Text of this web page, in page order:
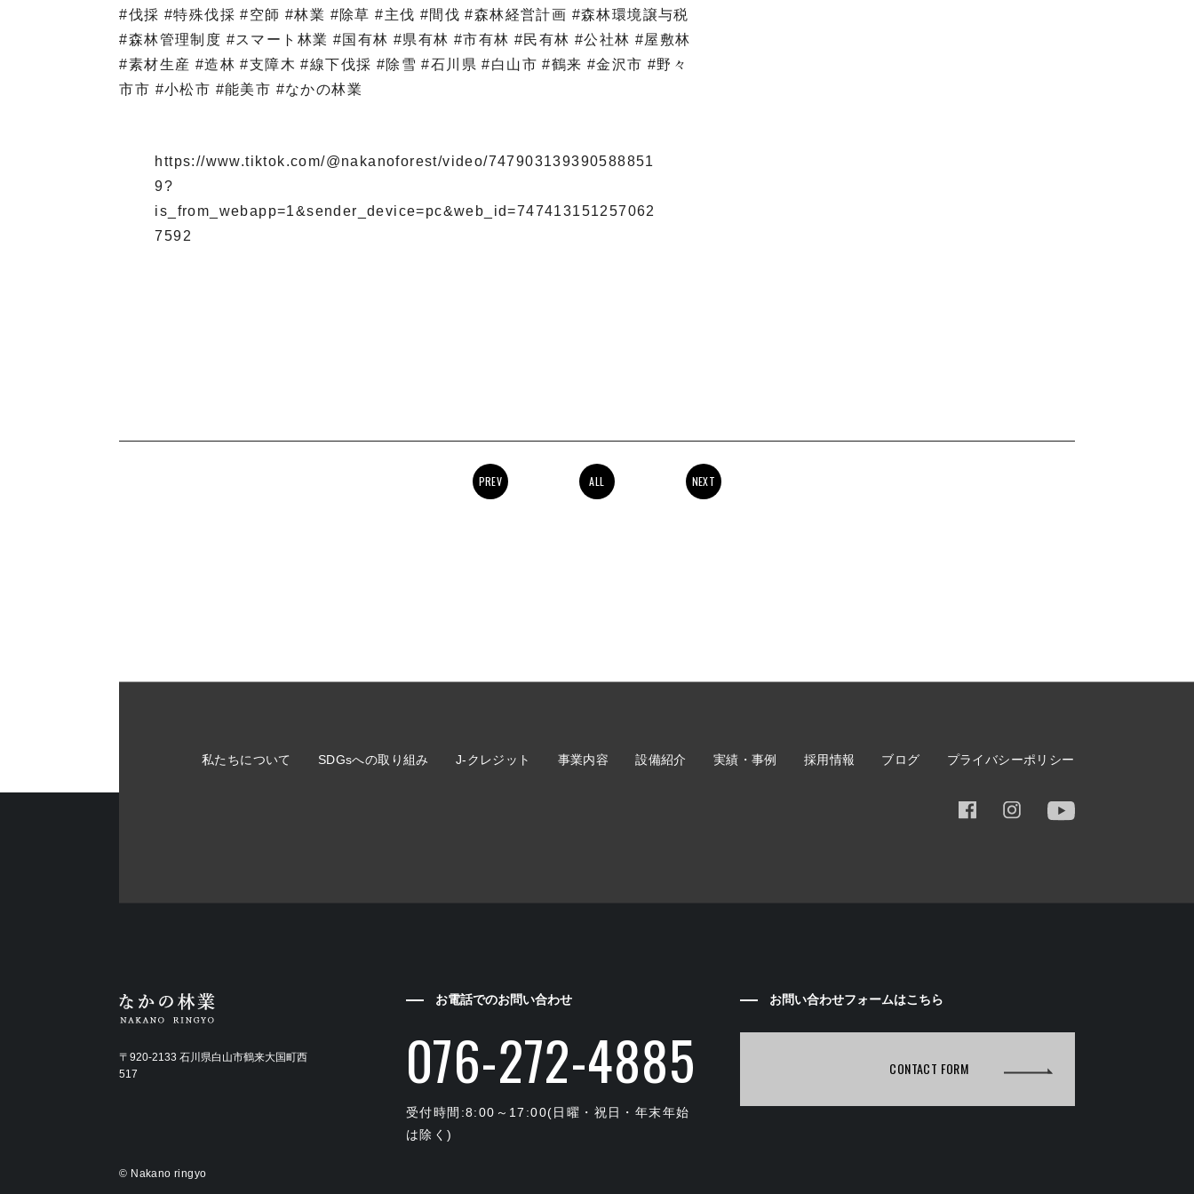
#伐採 #特殊伐採 #空師 #林業 #除草 #主伐 #間伐 #森林経営計画 #森林環境譲与税
#森林管理制度 #スマート林業 #国有林 #県有林 #市有林 #民有林 #公社林 #屋敷林
#素材生産 #造林 #支障木 #線下伐採 #除雪 #石川県 #白山市 #鶴来 #金沢市 #野々
市市 #小松市 #能美市 #なかの林業
https://www.tiktok.com/@nakanoforest/video/747903139390588851
9?
is_from_webapp=1&sender_device=pc&web_id=747413151257062
7592
PREV ALL NEXT
私たちについて SDGsへの取り組み J-クレジット 事業内容 設備紹介 実績・事例 採用情報 ブログ プライバシーポリシー
〒920-2133 石川県白山市鶴来大国町西
517
お電話でのお問い合わせ
076-272-4885
受付時間:8:00～17:00(日曜・祝日・年末年始
は除く)
お問い合わせフォームはこちら
CONTACT FORM
© Nakano ringyo